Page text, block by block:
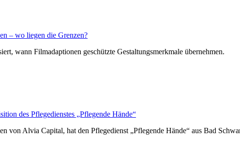
– wo liegen die Grenzen?
wann Filmadaptionen geschützte Gestaltungsmerkmale übernehmen.
des Pflegedienstes „Pflegende Hände“
von Alvia Capital, hat den Pflegedienst „Pflegende Hände“ aus Bad